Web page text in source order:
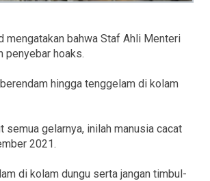
bahwa Staf Ahli Menteri
penyebar hoaks.
hingga tenggelam di kolam
gelarnya, inilah manusia cacat
2021.
di kolam dungu serta jangan timbul-